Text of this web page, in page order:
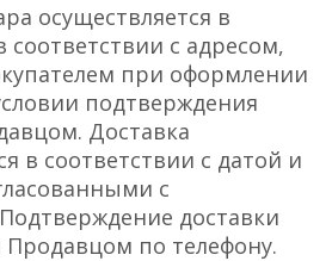
осуществляется в
соответствии с адресом,
при оформлении
подтверждения
Доставка
в соответствии с датой и
с
доставки
Продавцом по телефону.